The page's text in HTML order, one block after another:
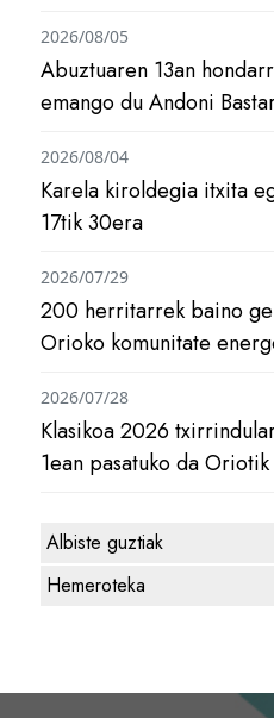
Abuztuaren 13an
emango du Andoni
2026/08/05
Karela kiroldegia itxita
17tik 30era
2026/08/04
200 herritarrek baino
Orioko komunitate
2026/07/29
Klasikoa 2026
1ean pasatuko da Oriotik
2026/07/28
Albiste guztiak
Hemeroteka